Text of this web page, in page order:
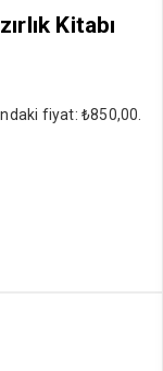
Kitabı
fiyat: ₺850,00.